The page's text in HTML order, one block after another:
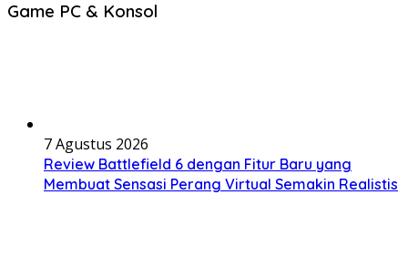
Game PC & Konsol
7 Agustus 2026
Review Battlefield 6 dengan Fitur Baru yang
Membuat Sensasi Perang Virtual Semakin Realistis